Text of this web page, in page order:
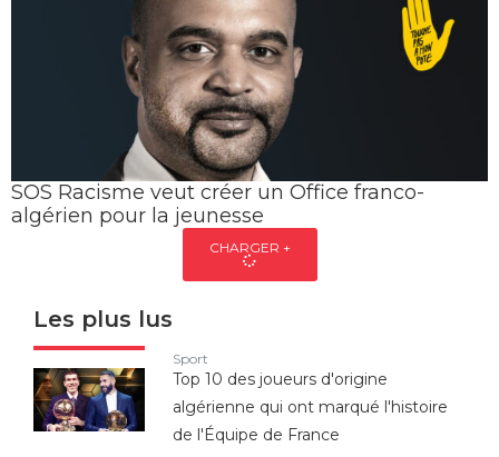
SOS Racisme veut créer un Office franco-
algérien pour la jeunesse
CHARGER +
Les plus lus
Sport
Top 10 des joueurs d'origine
algérienne qui ont marqué l'histoire
de l'Équipe de France